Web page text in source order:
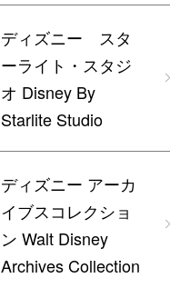
ディズニー スタ
ーライト・スタジ
オ Disney By
Starlite Studio
ディズニー アーカ
イブスコレクショ
ン Walt Disney
Archives Collection